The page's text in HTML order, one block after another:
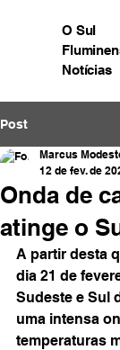
O Sul
Notícias
Post
Onda de
atinge o
Marcus
12 de fev. de
A partir desta
dia 21 de
Sudeste e Sul
uma intensa
temperaturas